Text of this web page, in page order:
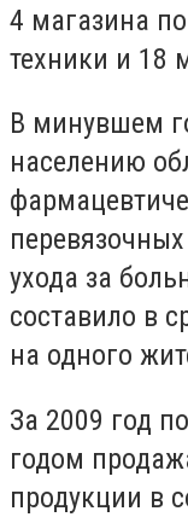
4 магазина
техники и 18
В минувшем
населению
ухода за
составило в
на одного
За 2009 год
годом
продукции в